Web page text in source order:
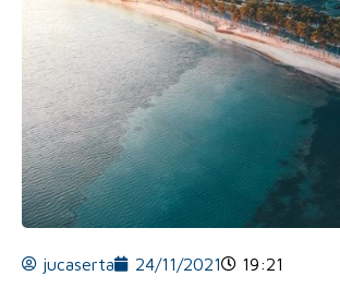
jucaserta 24/11/2021 19:21